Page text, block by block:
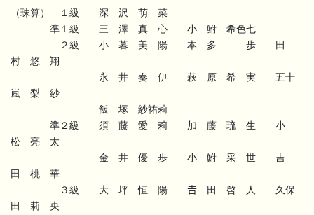
（珠算） １級 深 沢 萌 菜
準１級 三 澤 真 心 小 鮒 希色七
２級 小 暮 美 陽 本 多 歩 田
村 悠 翔
永 井 奏 伊 萩 原 希 実 五十
嵐 梨 紗
飯 塚 紗祐莉
準２級 須 藤 愛 莉 加 藤 琉 生 小
松 亮 太
金 井 優 歩 小 鮒 采 世 吉
田 桃 華
３級 大 坪 恒 陽 𠮷 田 啓 人 久保
田 莉 央